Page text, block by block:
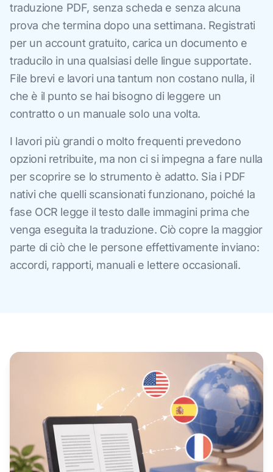
traduzione PDF, senza scheda e senza alcuna
prova che termina dopo una settimana. Registrati
per un account gratuito, carica un documento e
traducilo in una qualsiasi delle lingue supportate.
File brevi e lavori una tantum non costano nulla, il
che è il punto se hai bisogno di leggere un
contratto o un manuale solo una volta.
I lavori più grandi o molto frequenti prevedono
opzioni retribuite, ma non ci si impegna a fare nulla
per scoprire se lo strumento è adatto. Sia i PDF
nativi che quelli scansionati funzionano, poiché la
fase OCR legge il testo dalle immagini prima che
venga eseguita la traduzione. Ciò copre la maggior
parte di ciò che le persone effettivamente inviano:
accordi, rapporti, manuali e lettere occasionali.